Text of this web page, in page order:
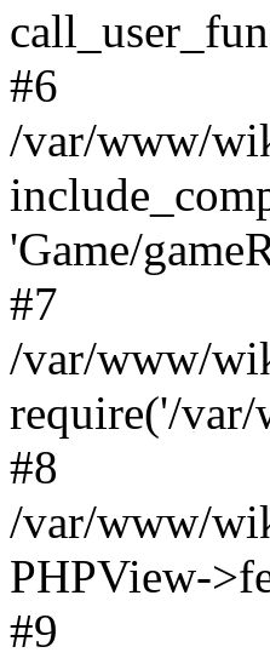
#6
/var/www/
'Game/
#7
/var/www/
require('/
#8
/var/www/
PHPView-
#9